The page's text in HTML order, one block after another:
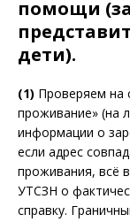
помощи
дети).
(1) Проверяем на
проживание» (на
информации о
если адрес
проживания, всё
УТСЗН о
справку.